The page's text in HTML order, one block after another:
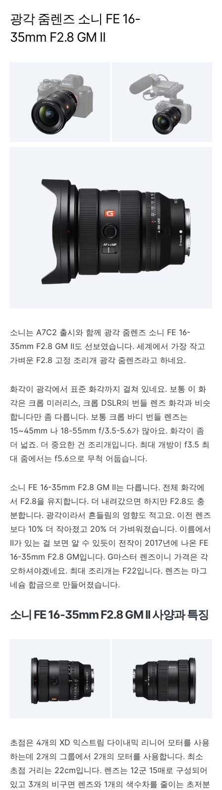
광각 줌렌즈 소니 FE 16-
35mm F2.8 GM II
소니는 A7C2 출시와 함께 광각 줌렌즈 소니 FE 16-
35mm F2.8 GM II도 선보였습니다. 세계에서 가장 작고
가벼운 F2.8 고정 조리개 광각 줌렌즈라고 하네요.
화각이 광각에서 표준 화각까지 걸쳐 있네요. 보통 이 화
각은 크롭 미러리스, 크롭 DSLR의 번들 렌즈 화각과 비슷
합니다만 좀 다릅니다. 보통 크롭 바디 번들 렌즈는
15~45mm 나 18-55mm f/3.5-5.6가 많아요. 화각이 좀
더 넓죠. 더 중요한 건 조리개입니다. 최대 개방이 f3.5 최
대 줌에서는 f5.6으로 무척 어둡습니다.
소니 FE 16-35mm F2.8 GM II는 다릅니다. 전체 화각에
서 F2.8을 유지합니다. 더 내려갔으면 하지만 F2.8도 충
분합니다. 광각이라서 흔들림의 영향도 적고요. 이전 렌즈
보다 10% 더 작아졌고 20% 더 가벼워졌습니다. 이름에서
II가 있는 걸 보면 알 수 있듯이 전작이 2017년에 나온 FE
16-35mm F2.8 GM입니다. G마스터 렌즈이니 가격은 각
오하셔야겠네요. 최대 조리개는 F22입니다. 렌즈는 마그
네슘 합금으로 만들어졌습니다.
소니 FE 16-35mm F2.8 GM II 사양과 특징
초점은 4개의 XD 익스트림 다이내믹 리니어 모터를 사용
하는데 2개의 그룹에서 2개의 모터를 사용합니다. 최소
초점 거리는 22cm입니다. 렌즈는 12군 15매로 구성되어
있고 3개의 비구면 렌즈와 1개의 색수차를 줄이는 초저분